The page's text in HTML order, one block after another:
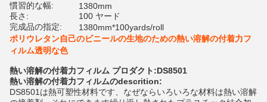
慣習的な幅:
1380mm
長さ:
100 ヤード
完成品の指定:
1380mm*100yards/roll
ポリウレタン自己のビニールの生地のための熱い溶解の付着力フ
ィルム透明な色
熱い溶解の付着力フィルム プロダクト:DS8501
熱い溶解の付着力フィルムのdescrition:
DS8501は熱可塑性材料です、なぜならいろいろな材料は熱い溶解